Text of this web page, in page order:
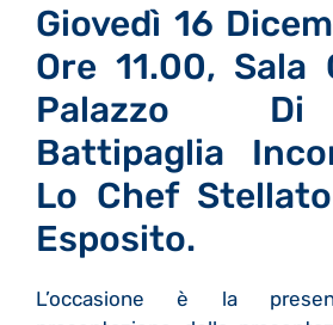
Giovedì 16
Ore 11.00, Sala
Palazzo
Battipaglia
Lo Chef
Esposito.
L’occasione è la